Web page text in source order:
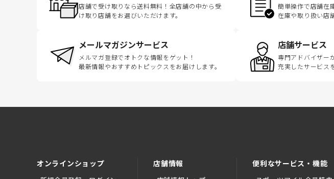
店舗で受け取りなら送料無料！全店舗の中から受
け取り店舗をお選びいただけます。
簡単操作で店舗在
在庫や取り扱い店
メールマガジンサービス
メルマガ登録でオトクな情報をゲット！
最新情報やおすすめトピックスをお届けします。
店舗サービス
専門アドバイザー
充実したサービス
オンラインショップ 店舗情報 便利なサービス・機能